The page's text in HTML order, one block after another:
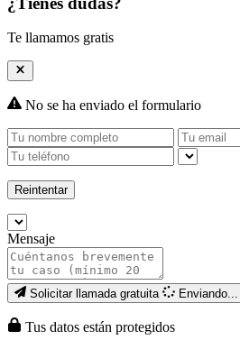
Te llamamos gratis
No se ha enviado el formulario
Reintentar
Mensaje
Solicitar llamada gratuita Enviando...
Tus datos están protegidos